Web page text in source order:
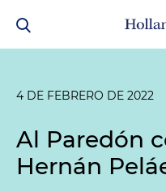
4 DE FEBRERO DE 2022
Al Paredón
Hernán